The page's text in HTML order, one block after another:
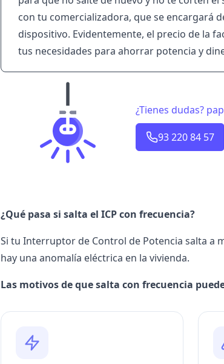
con tu comercializadora, que se encargará
dispositivo. Evidentemente, el precio de la
tus necesidades para ahorrar potencia y
¿Tienes dudas?
93 220 84 57
¿Qué pasa si salta el ICP con frecuencia?
Si tu Interruptor de Control de Potencia salta a
hay una anomalía eléctrica en la vivienda.
Las motivos de que salta con frecuencia